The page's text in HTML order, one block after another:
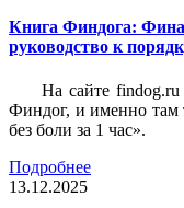
Книга Финдога:
руководство к
На сайте
Финдог, и именно
без боли за 1 час».
Подробнее
13.12.2025